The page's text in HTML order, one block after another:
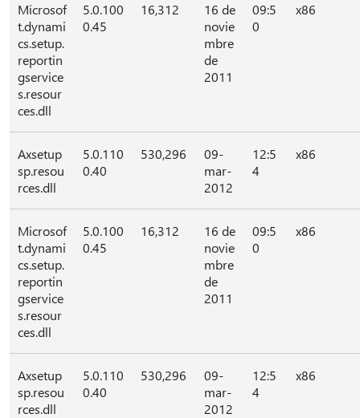
Microsof
t.dynami
cs.setup.
reportin
gservice
s.resour
ces.dll
5.0.100
0.45
16,312
16 de
novie
mbre
de
2011
09:5
0
x86
Axsetup
sp.resou
rces.dll
5.0.110
0.40
530,296
09-
mar-
2012
12:5
4
x86
Microsof
t.dynami
cs.setup.
reportin
gservice
s.resour
ces.dll
5.0.100
0.45
16,312
16 de
novie
mbre
de
2011
09:5
0
x86
Axsetup
sp.resou
rces.dll
5.0.110
0.40
530,296
09-
mar-
2012
12:5
4
x86